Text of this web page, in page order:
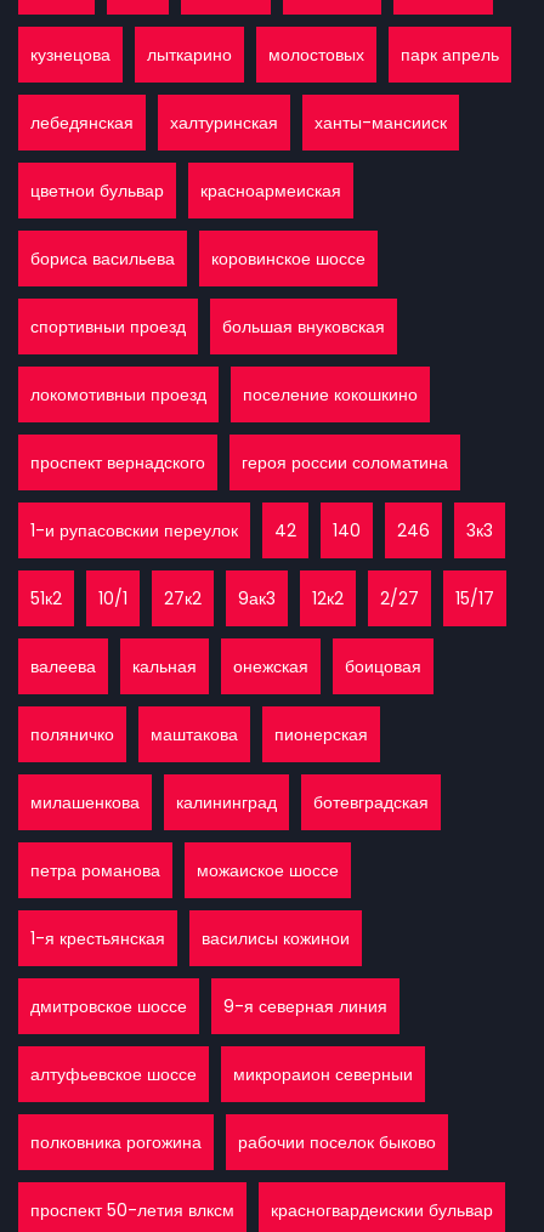
кузнецова лыткарино молостовых парк апрель
лебедянская халтуринская ханты-мансииск
цветнои бульвар красноармеиская
бориса васильева коровинское шоссе
спортивныи проезд большая внуковская
локомотивныи проезд поселение кокошкино
проспект вернадского героя россии соломатина
1-и рупасовскии переулок 42 140 246 3к3
51к2 10/1 27к2 9ак3 12к2 2/27 15/17
валеева кальная онежская боицовая
поляничко маштакова пионерская
милашенкова калининград ботевградская
петра романова можаиское шоссе
1-я крестьянская василисы кожинои
дмитровское шоссе 9-я северная линия
алтуфьевское шоссе микрораион северныи
полковника рогожина рабочии поселок быково
проспект 50-летия влксм красногвардеискии бульвар